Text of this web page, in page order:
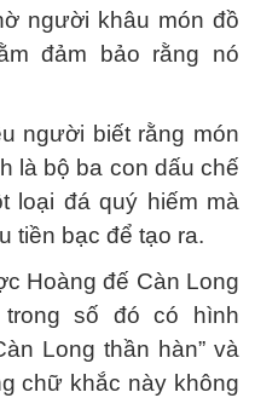
người khâu món đồ
đảm bảo rằng nó
người biết rằng món
là bộ ba con dấu chế
loại đá quý hiếm mà
tiền bạc để tạo ra.
Hoàng đế Càn Long
số đó có hình
Long thần hàn” và
chữ khắc này không